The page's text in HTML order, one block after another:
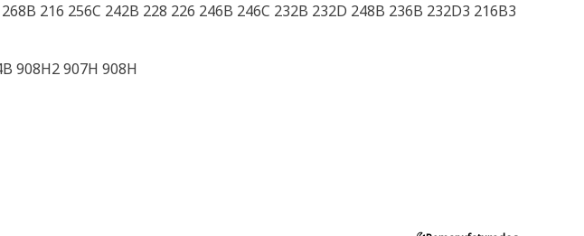
216 256C 242B 228 226 246B 246C 232B 232D 248B 236B 232D3 216B3
908H2 907H 908H